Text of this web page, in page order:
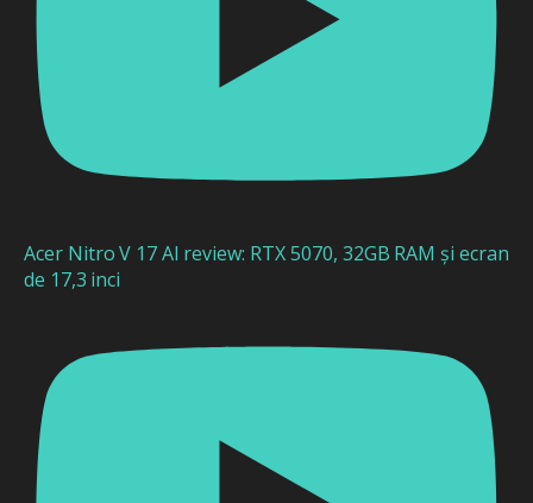
Acer Nitro V 17 AI review: RTX 5070, 32GB RAM și ecran
de 17,3 inci